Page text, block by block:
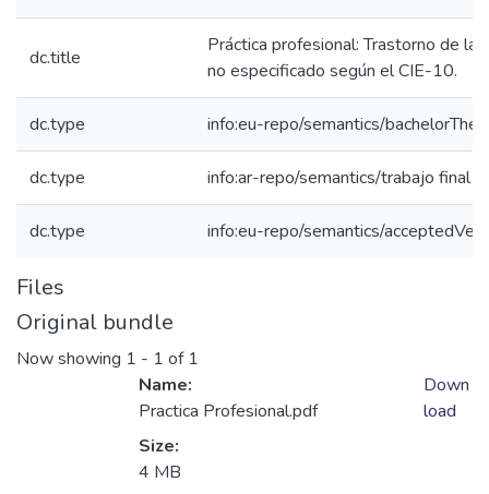
dc.title
Práctica profesional: Trastorno de la
no especificado según el CIE-10.
dc.type info:eu-repo/semantics/
dc.type info:ar-repo/semantics/trabajo final
dc.type info:eu-repo/semantics/
Files
Original bundle
Now showing 1 - 1 of 1
Name:
Practica Profesional.pdf
Size:
4 MB
Down
load